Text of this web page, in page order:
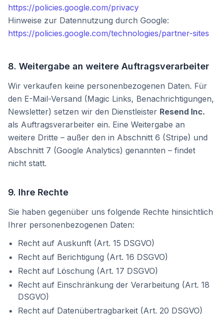
https://policies.google.com/privacy
Hinweise zur Datennutzung durch Google:
https://policies.google.com/technologies/partner-sites
8. Weitergabe an weitere Auftragsverarbeiter
Wir verkaufen keine personenbezogenen Daten. Für
den E-Mail-Versand (Magic Links, Benachrichtigungen,
Newsletter) setzen wir den Dienstleister Resend Inc.
als Auftragsverarbeiter ein. Eine Weitergabe an
weitere Dritte – außer den in Abschnitt 6 (Stripe) und
Abschnitt 7 (Google Analytics) genannten – findet
nicht statt.
9. Ihre Rechte
Sie haben gegenüber uns folgende Rechte hinsichtlich
Ihrer personenbezogenen Daten:
Recht auf Auskunft (Art. 15 DSGVO)
Recht auf Berichtigung (Art. 16 DSGVO)
Recht auf Löschung (Art. 17 DSGVO)
Recht auf Einschränkung der Verarbeitung (Art. 18
DSGVO)
Recht auf Datenübertragbarkeit (Art. 20 DSGVO)